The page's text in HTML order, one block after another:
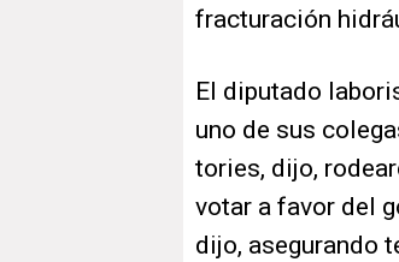
fracturación
El diputado
uno de sus
tories, dijo,
votar a favor del
dijo, asegurando